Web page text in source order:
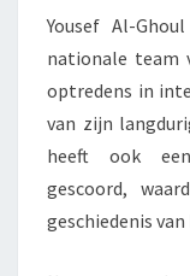
Yousef Al-
nationale team
optredens in
van zijn
heeft ook
gescoord,
geschiedenis